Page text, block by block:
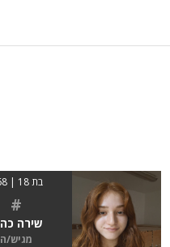
בת 18 | 168
#
שירה
מגיש/ה